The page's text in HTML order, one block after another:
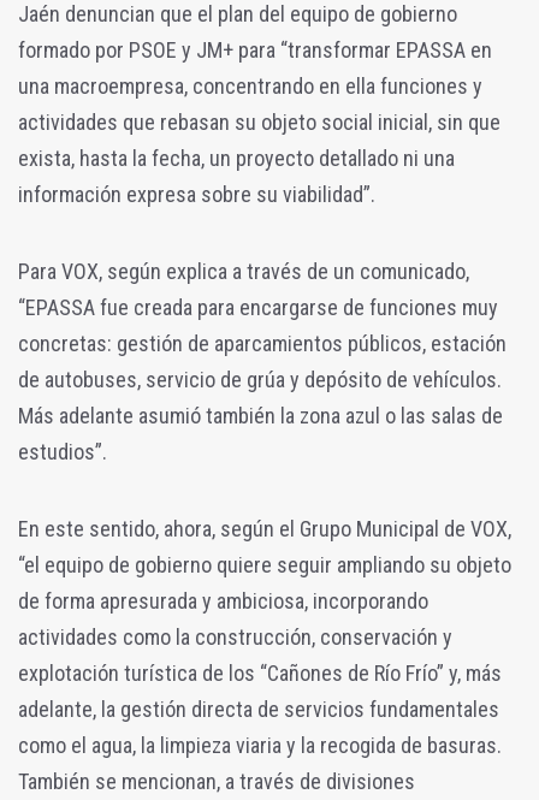
Jaén denuncian que el plan del equipo de gobierno
formado por PSOE y JM+ para “transformar EPASSA en
una macroempresa, concentrando en ella funciones y
actividades que rebasan su objeto social inicial, sin que
exista, hasta la fecha, un proyecto detallado ni una
información expresa sobre su viabilidad”.
Para VOX, según explica a través de un comunicado,
“EPASSA fue creada para encargarse de funciones muy
concretas: gestión de aparcamientos públicos, estación
de autobuses, servicio de grúa y depósito de vehículos.
Más adelante asumió también la zona azul o las salas de
estudios”.
En este sentido, ahora, según el Grupo Municipal de VOX,
“el equipo de gobierno quiere seguir ampliando su objeto
de forma apresurada y ambiciosa, incorporando
actividades como la construcción, conservación y
explotación turística de los “Cañones de Río Frío” y, más
adelante, la gestión directa de servicios fundamentales
como el agua, la limpieza viaria y la recogida de basuras.
También se mencionan, a través de divisiones